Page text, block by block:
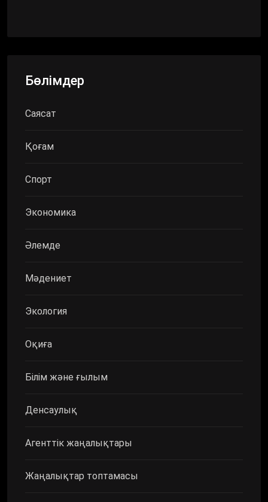
Бөлімдер
Саясат
Қоғам
Спорт
Экономика
Әлемде
Мәдениет
Экология
Оқиға
Білім және ғылым
Денсаулық
Агенттік жаңалықтары
Жаңалықтар топтамасы